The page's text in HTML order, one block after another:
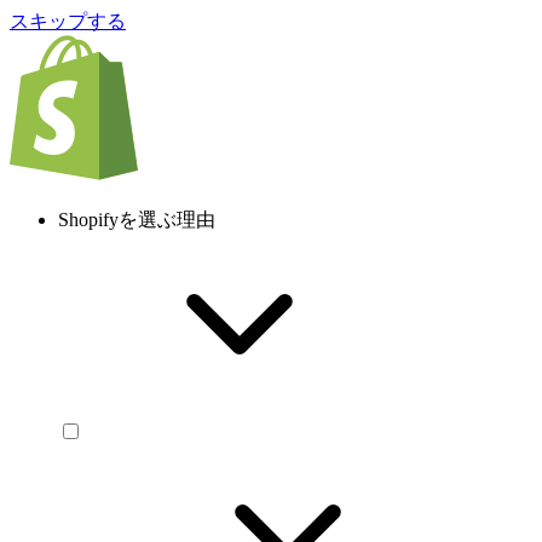
スキップする
Shopifyを選ぶ理由